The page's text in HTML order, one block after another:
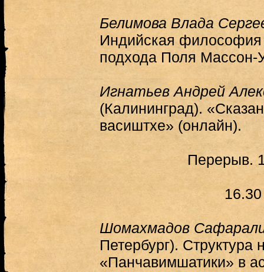
Белимова Влада
Индийская философия
подхода Поля Массон-
Игнатьев Андрей
(Калининград).
васиштхе» (онлайн).
Перерыв.
Шомахмадов
Петербург). Структура
«Панчавимшатики» в